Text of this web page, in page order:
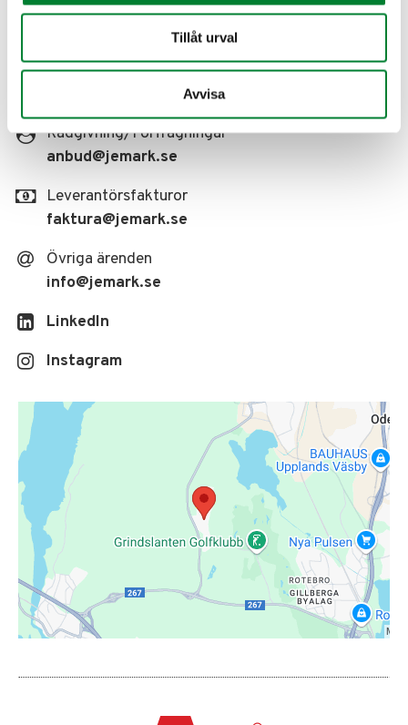
Tillåt urval
Avvisa
Sverige
Kontakt
Rådgivning/Förfrågningar
anbud@jemark.se
Leverantörsfakturor
faktura@jemark.se
Övriga ärenden
info@jemark.se
LinkedIn
Instagram